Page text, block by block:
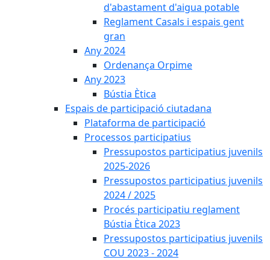
d'abastament d'aigua potable
Reglament Casals i espais gent
gran
Any 2024
Ordenança Orpime
Any 2023
Bústia Ètica
Espais de participació ciutadana
Plataforma de participació
Processos participatius
Pressupostos participatius juvenils
2025-2026
Pressupostos participatius juvenils
2024 / 2025
Procés participatiu reglament
Bústia Ètica 2023
Pressupostos participatius juvenils
COU 2023 - 2024